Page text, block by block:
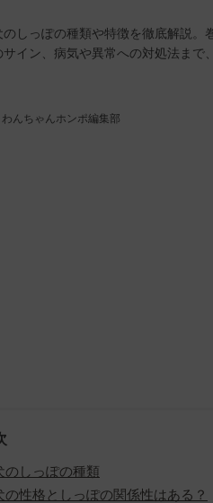
のしっぽの種類や特徴を徹底解説。
サイン、病気や異常への対処法まで
わんちゃんホンポ編集部
のしっぽの種類
の性格としっぽの関係性はある？